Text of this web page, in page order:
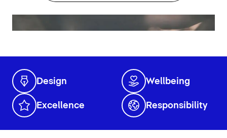
Design Wellbeing
Excellence Responsibility